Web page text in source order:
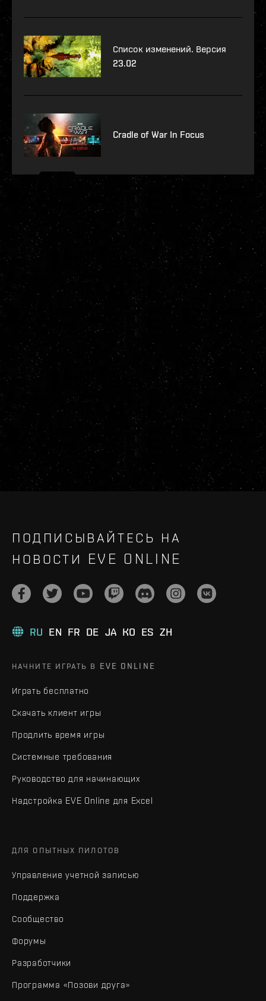
Список изменений. Версия
23.02
Cradle of War In Focus
ПОДПИСЫВАЙТЕСЬ НА
НОВОСТИ EVE ONLINE
RU EN FR DE JA KO ES ZH
НАЧНИТЕ ИГРАТЬ В EVE ONLINE
Играть бесплатно
Скачать клиент игры
Продлить время игры
Системные требования
Руководство для начинающих
Надстройка EVE Online для Excel
ДЛЯ ОПЫТНЫХ ПИЛОТОВ
Управление учетной записью
Поддержка
Сообщество
Форумы
Разработчики
Программа «Позови друга»